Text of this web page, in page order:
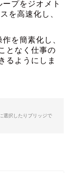
プをジオメト
を高速化し、
を簡素化し、
となく仕事の
るようにしま
選択したりブリッジで